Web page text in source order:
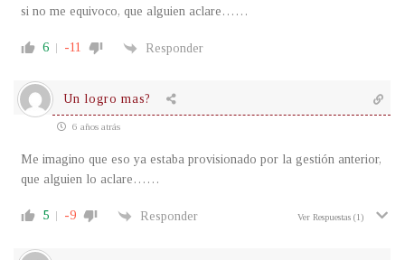
si no me equivoco, que alguien aclare……
6 -11 Responder
Un logro mas?
6 años atrás
Me imagino que eso ya estaba provisionado por la gestión anterior,
que alguien lo aclare……
5 -9 Responder Ver Respuestas (1)